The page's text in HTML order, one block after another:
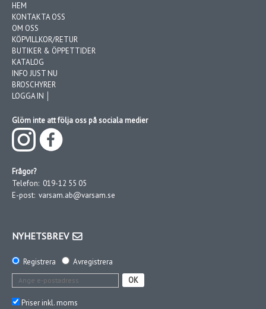
HEM
KONTAKTA OSS
OM OSS
KÖPVILLKOR/RETUR
BUTIKER & ÖPPETTIDER
KATALOG
INFO JUST NU
BROSCHYRER
LOGGA IN │
Glöm inte att följa oss på sociala medier
Frågor?
Telefon: 019-12 55 05
E-post: varsam.ab@varsam.se
NYHETSBREV
Registrera
Avregistrera
OK
Priser inkl. moms